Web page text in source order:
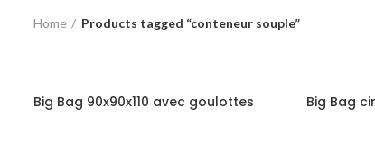
Home Products tagged “conteneur souple”
Big Bag 90x90x110 avec goulottes Big Bag